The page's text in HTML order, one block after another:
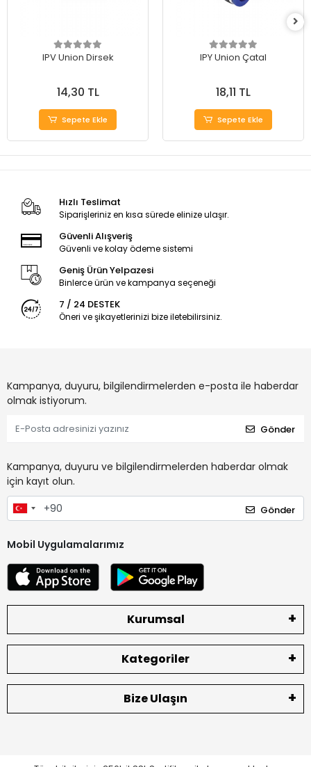
IPV Union Dirsek
14,30 TL
Sepete Ekle
IPY Union Çatal
18,11 TL
Sepete Ekle
Hızlı Teslimat
Siparişleriniz en kısa sürede elinize ulaşır.
Güvenli Alışveriş
Güvenli ve kolay ödeme sistemi
Geniş Ürün Yelpazesi
Binlerce ürün ve kampanya seçeneği
7 / 24 DESTEK
Öneri ve şikayetlerinizi bize iletebilirsiniz.
Kampanya, duyuru, bilgilendirmelerden e-posta ile haberdar
olmak istiyorum.
Gönder
Kampanya, duyuru ve bilgilendirmelerden haberdar olmak
için kayıt olun.
Gönder
Mobil Uygulamalarımız
Kurumsal
Kategoriler
Bize Ulaşın